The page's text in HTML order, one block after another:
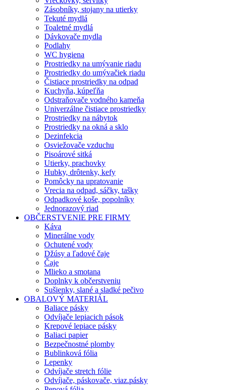
Zásobníky, stojany na utierky
Tekuté mydlá
Toaletné mydlá
Dávkovače mydla
Podlahy
WC hygiena
Prostriedky na umývanie riadu
Prostriedky do umývačiek riadu
Čistiace prostriedky na odpad
Kuchyňa, kúpeľňa
Odstraňovače vodného kameňa
Univerzálne čistiace prostriedky
Prostriedky na nábytok
Prostriedky na okná a sklo
Dezinfekcia
Osviežovače vzduchu
Pisoárové sitká
Utierky, prachovky
Hubky, drôtenky, kefy
Pomôcky na upratovanie
Vrecia na odpad, sáčky, tašky
Odpadkové koše, popolníky
Jednorazový riad
OBČERSTVENIE PRE FIRMY
Káva
Minerálne vody
Ochutené vody
Džúsy a ľadové čaje
Čaje
Mlieko a smotana
Doplnky k občerstveniu
Sušienky, slané a sladké pečivo
OBALOVÝ MATERIÁL
Baliace pásky
Odvíjače lepiacich pások
Krepové lepiace pásky
Baliaci papier
Bezpečnostné plomby
Bublinková fólia
Lepenky
Odvíjače stretch fólie
Odvíjače, páskovače, viaz.pásky